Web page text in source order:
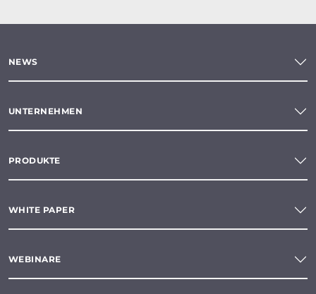
NEWS
UNTERNEHMEN
PRODUKTE
WHITE PAPER
WEBINARE